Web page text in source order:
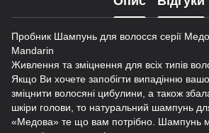
Пробник Шампунь для волосся серії
Mandarin
Живлення та зміцнення для всіх типів
Якщо Ви хочете запобігти випадінню
зміцнити волосяні цибулини, а також
шкіри голови, то натуральний шампунь
«Медова» те що вам потрібно. Шампунь